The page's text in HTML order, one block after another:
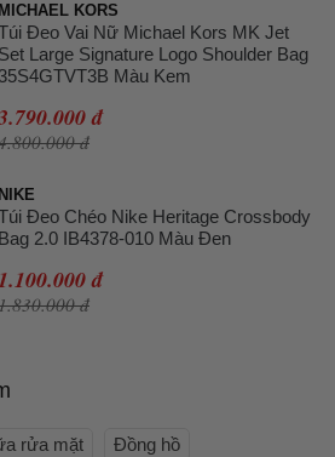
MICHAEL KORS
Đeo Vai Nữ Michael Kors MK Jet
Set Large Signature Logo Shoulder Bag
35S4GTVT3B Màu Kem
đ
đ
NIKE
Đeo Chéo Nike Heritage Crossbody
Bag 2.0 IB4378-010 Màu Đen
đ
đ
rửa mặt
Đồng hồ